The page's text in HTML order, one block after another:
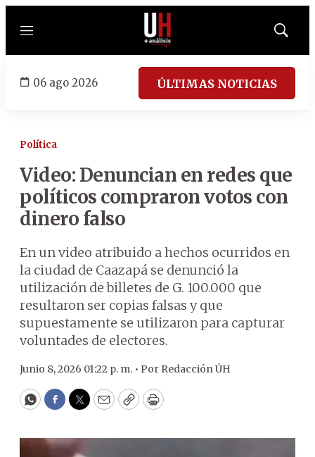
Menú
Mostrar
06 ago 2026 ÚLTIMAS NOTICIAS
Política
Video: Denuncian en redes que
políticos compraron votos con
dinero falso
En un video atribuido a hechos ocurridos en
la ciudad de Caazapá se denunció la
utilización de billetes de G. 100.000 que
resultaron ser copias falsas y que
supuestamente se utilizaron para capturar
voluntades de electores.
Junio 8, 2026 01:22 p. m. • Por Redacción ÚH
WhatsApp
Facebook
Twitter
EmailCopyPrint